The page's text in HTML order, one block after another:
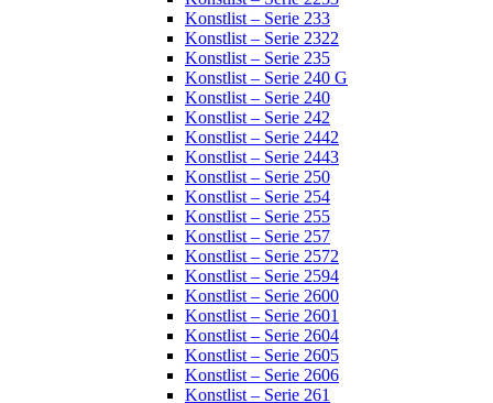
Konstlist – Serie 233
Konstlist – Serie 2322
Konstlist – Serie 235
Konstlist – Serie 240 G
Konstlist – Serie 240
Konstlist – Serie 242
Konstlist – Serie 2442
Konstlist – Serie 2443
Konstlist – Serie 250
Konstlist – Serie 254
Konstlist – Serie 255
Konstlist – Serie 257
Konstlist – Serie 2572
Konstlist – Serie 2594
Konstlist – Serie 2600
Konstlist – Serie 2601
Konstlist – Serie 2604
Konstlist – Serie 2605
Konstlist – Serie 2606
Konstlist – Serie 261